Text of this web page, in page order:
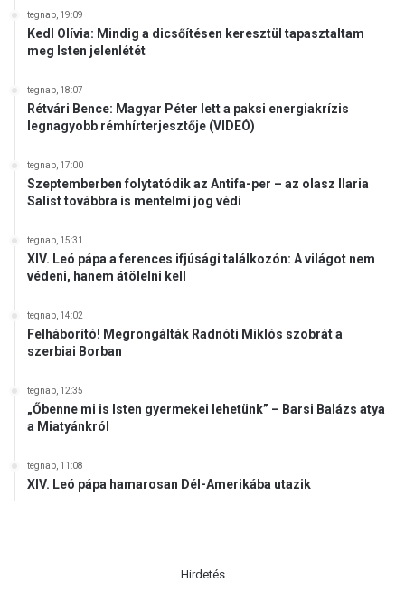
tegnap, 19:09
Kedl Olívia: Mindig a dicsőítésen keresztül tapasztaltam
meg Isten jelenlétét
tegnap, 18:07
Rétvári Bence: Magyar Péter lett a paksi energiakrízis
legnagyobb rémhírterjesztője (VIDEÓ)
tegnap, 17:00
Szeptemberben folytatódik az Antifa-per – az olasz Ilaria
Salist továbbra is mentelmi jog védi
tegnap, 15:31
XIV. Leó pápa a ferences ifjúsági találkozón: A világot nem
védeni, hanem átölelni kell
tegnap, 14:02
Felháborító! Megrongálták Radnóti Miklós szobrát a
szerbiai Borban
tegnap, 12:35
„Őbenne mi is Isten gyermekei lehetünk” – Barsi Balázs atya
a Miatyánkról
tegnap, 11:08
XIV. Leó pápa hamarosan Dél-Amerikába utazik
Hirdetés